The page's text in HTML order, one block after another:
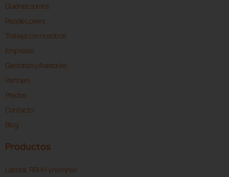
Quiénes somos
People Lovers
Trabaja con nosotros
Empresas
Gestorías y Asesorías
Partners
Precios
Contacto
Blog
Productos
Laboral, RRHH y nóminas